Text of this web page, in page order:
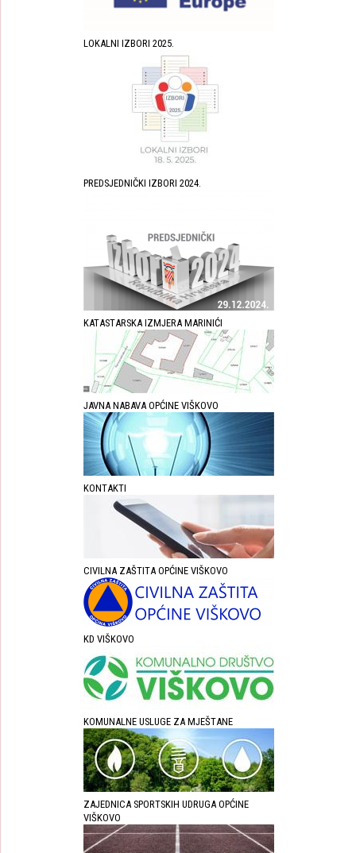
LOKALNI IZBORI 2025.
PREDSJEDNIČKI IZBORI 2024.
KATASTARSKA IZMJERA MARINIĆI
JAVNA NABAVA OPĆINE VIŠKOVO
KONTAKTI
CIVILNA ZAŠTITA OPĆINE VIŠKOVO
KD VIŠKOVO
KOMUNALNE USLUGE ZA MJEŠTANE
ZAJEDNICA SPORTSKIH UDRUGA OPĆINE
VIŠKOVO